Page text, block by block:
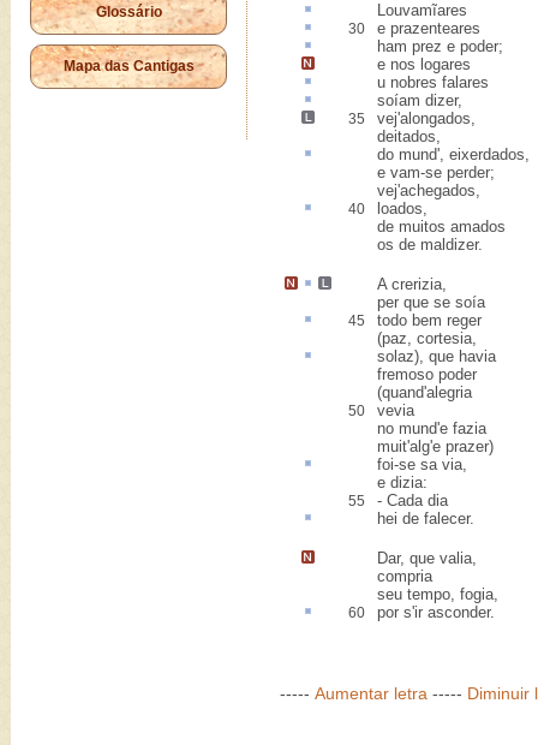
Glossário
Mapa das Cantigas
Louvamĩares
30 e prazenteares
ham prez e poder;
e nos logares
u nobres falares
soíam dizer,
35
vej'alongados,
deitados,
do mund', eixerdados,
e vam-se perder;
vej'achegados,
40 loados,
de muitos amados
os de maldizer.
A crerizia,
per que se soía
45 todo bem reger
(paz, cortesia,
solaz), que havia
fremoso poder
(quand'alegria
50
vevia
no mund'e fazia
muit'alg'e prazer)
foi-se sa via,
e dizia:
55
- Cada dia
hei de falecer.
Dar, que valia,
compria
seu tempo, fogia,
60 por s'ir asconder.
----- Aumentar letra ----- Diminuir